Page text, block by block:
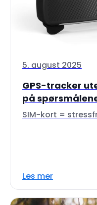
5. august 2025
GPS-tracker
på
SIM-kort =
Les mer